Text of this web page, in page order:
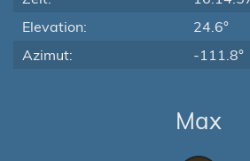
Elevation:
24.6°
Azimut:
-111.8°
Max